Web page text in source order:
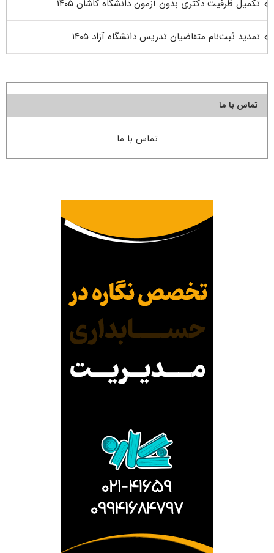
تکمیل ظرفیت دکتری بدون آزمون دانشگاه کاشان ۱۴۰۵
تمدید ثبت‌نام متقاضیان تدریس دانشگاه آزاد ۱۴۰۵
تماس با ما
تماس با ما